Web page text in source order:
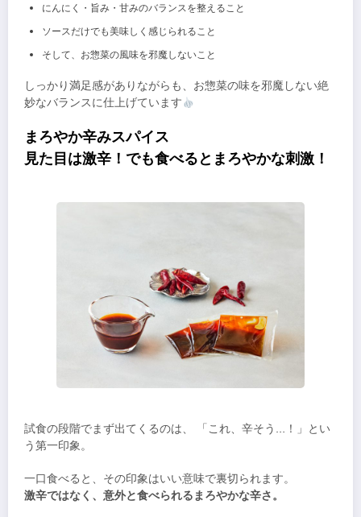
にんにく・旨み・甘みのバランスを整えること
ソースだけでも美味しく感じられること
そして、お惣菜の風味を邪魔しないこと
しっかり満足感がありながらも、お惣菜の味を邪魔しない絶
妙なバランスに仕上げています
まろやか辛みスパイス
見た目は激辛！でも食べるとまろやかな刺激！
試食の段階でまず出てくるのは、 「これ、辛そう…！」とい
う第一印象。
一口食べると、その印象はいい意味で裏切られます。
激辛ではなく、意外と食べられるまろやかな辛さ。